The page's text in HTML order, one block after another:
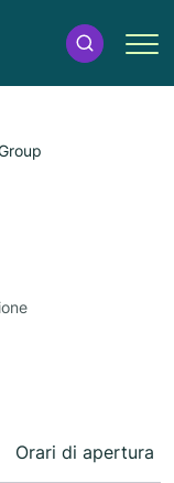
Orari di apertura